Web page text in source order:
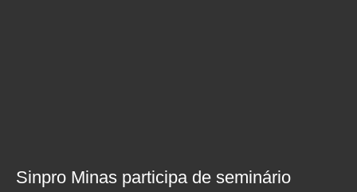
Sinpro Minas participa de seminário